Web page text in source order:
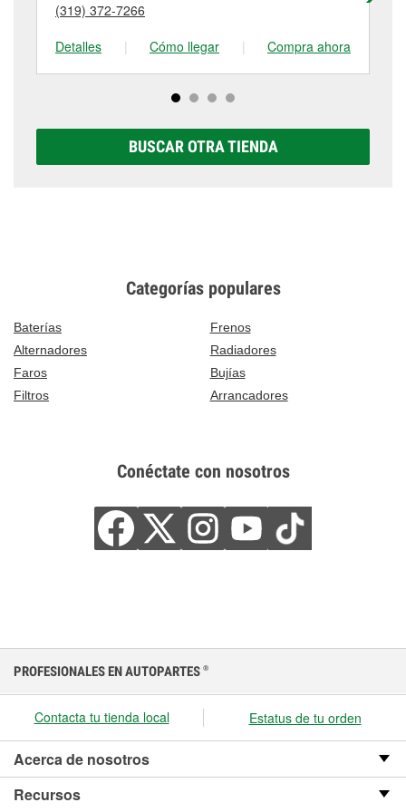
tienda #857 para obtener más información.
(319) 372-7266
Detalles
| Cómo llegar | Compra ahora
BUSCAR OTRA TIENDA
Categorías populares
Baterías
Frenos
Alternadores
Radiadores
Faros
Bujías
Filtros
Arrancadores
Conéctate con nosotros
PROFESIONALES EN AUTOPARTES ®
Contacta tu tienda local Estatus de tu orden
Acerca de nosotros
Recursos